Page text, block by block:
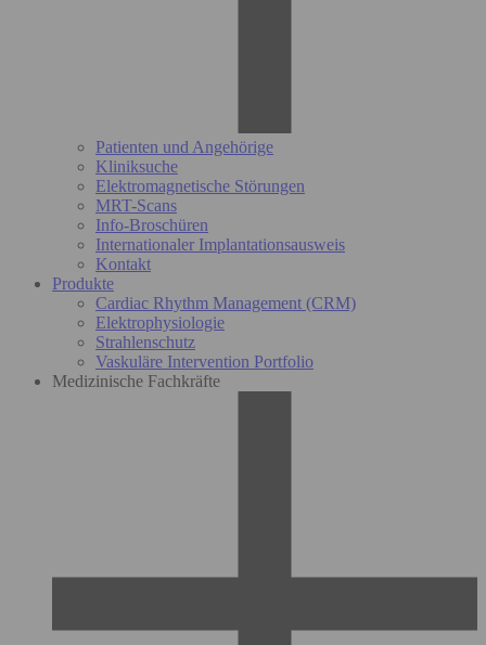
Patienten und Angehörige
Kliniksuche
Elektromagnetische Störungen
MRT-Scans
Info-Broschüren
Internationaler Implantationsausweis
Kontakt
Produkte
Cardiac Rhythm Management (CRM)
Elektrophysiologie
Strahlenschutz
Vaskuläre Intervention Portfolio
Medizinische Fachkräfte